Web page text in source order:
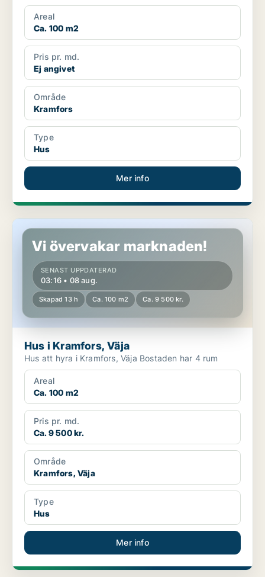
Areal
Ca. 100 m2
Pris pr. md.
Ej angivet
Område
Kramfors
Type
Hus
Mer info
Hus i Kramfors, Väja
Vi övervakar marknaden!
SENAST UPPDATERAD
03:16 • 08 aug.
Skapad 13 h Ca. 100 m2 Ca. 9 500 kr.
Hus i Kramfors, Väja
Hus att hyra i Kramfors, Väja Bostaden har 4 rum
Areal
Ca. 100 m2
Pris pr. md.
Ca. 9 500 kr.
Område
Kramfors, Väja
Type
Hus
Mer info